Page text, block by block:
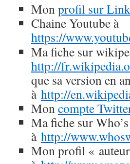
Monprofil sur
Chaine Youtube à
https://
Ma fiche sur
http://
que sa version en
à http://
Moncompte
Ma fiche sur
à http://
Mon profil «